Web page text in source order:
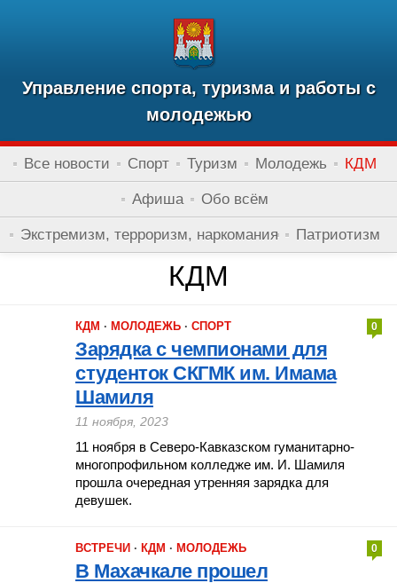
Управление спорта, туризма и работы с
молодежью
Все новости Спорт Туризм Молодежь КДМ
Афиша Обо всём
Экстремизм, терроризм, наркомания Патриотизм
КДМ
КДМ · МОЛОДЕЖЬ · СПОРТ 0
Зарядка с чемпионами для
студенток СКГМК им. Имама
Шамиля
11 ноября, 2023
11 ноября в Северо-Кавказском гуманитарно-
многопрофильном колледже им. И. Шамиля
прошла очередная утренняя зарядка для
девушек.
ВСТРЕЧИ · КДМ · МОЛОДЕЖЬ 0
В Махачкале прошел